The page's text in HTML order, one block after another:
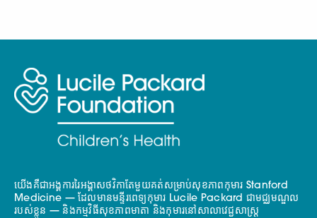
យើងគឺជាអង្គការរៃអង្គាសថវិកាតែមួយគត់សម្រាប់សុខភាពកុមារ Stanford
Medicine — ដែលមានមន្ទីរពេទ្យកុមារ Lucile Packard ជាមជ្ឈមណ្ឌល
របស់ខ្លួន — និងកម្មវិធីសុខភាពមាតា និងកុមារនៅសាលាវេជ្ជសាស្ត្រ